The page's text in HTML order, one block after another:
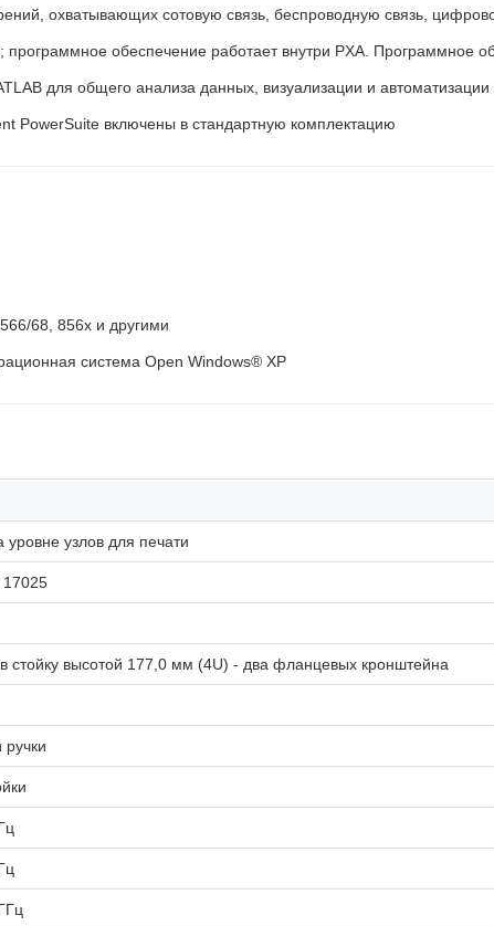
охватывающих сотовую связь, беспроводную связь,
обеспечение работает внутри PXA. Программное
для общего анализа данных, визуализации и
PowerSuite включены в стандартную комплектацию
68, 856x и другими
система Open Windows® XP
узлов для печати
17025
стойку высотой 177,0 мм (4U) - два фланцевых кронштейна